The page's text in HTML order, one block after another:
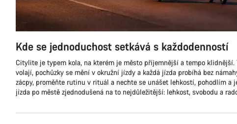
Kde se jednoduchost setkává s každodenností
Citylite je typem kola, na kterém je město příjemnější a tempo klidnější.
volají, pochůzky se mění v okružní jízdy a každá jízda probíhá bez
zácpy, proměňte rutinu v rituál a nechte se unášet lehkostí, pohodlím a
jízda po městě zjednodušená na to nejdůležitější: lehkost, svobodu a